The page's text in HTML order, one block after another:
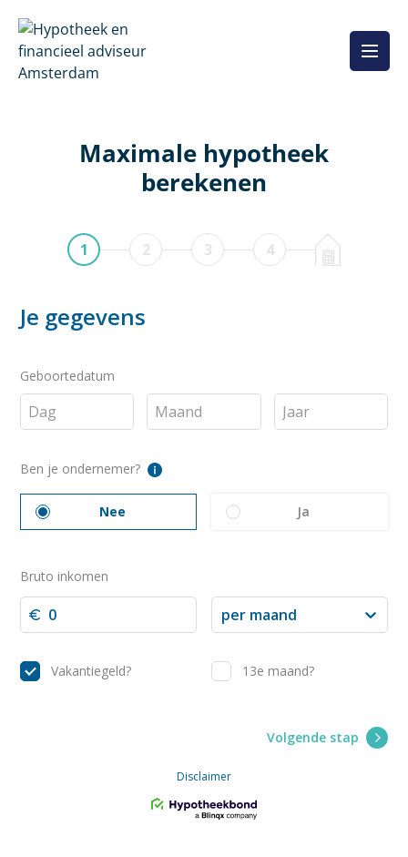
naar
inhoud
Maximale hypotheek
berekenen